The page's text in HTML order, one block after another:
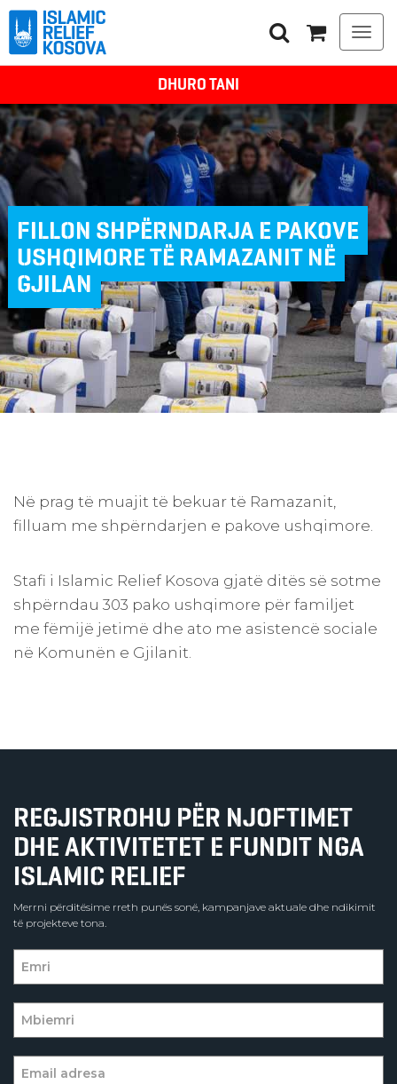
DHURO TANI
FILLON SHPËRNDARJA E PAKOVE
USHQIMORE TË RAMAZANIT NË
GJILAN
Në prag të muajit të bekuar të Ramazanit,
filluam me shpërndarjen e pakove ushqimore.
Stafi i Islamic Relief Kosova gjatë ditës së sotme
shpërndau 303 pako ushqimore për familjet
me fëmijë jetimë dhe ato me asistencë sociale
në Komunën e Gjilanit.
REGJISTROHU PËR NJOFTIMET
DHE AKTIVITETET E FUNDIT NGA
ISLAMIC RELIEF
Merrni përditësime rreth punës sonë, kampanjave aktuale dhe ndikimit
të projekteve tona.